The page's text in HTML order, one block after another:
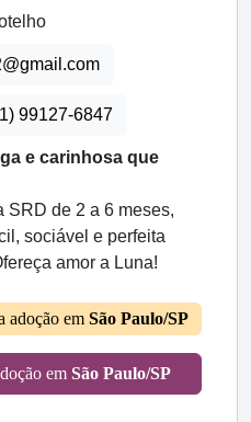
99127-6847
e carinhosa que
SRD de 2 a 6 meses,
sociável e perfeita
amor a Luna!
adoção em São Paulo/SP
em São Paulo/SP